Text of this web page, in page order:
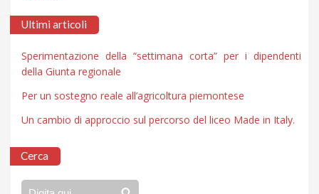
Ultimi articoli
Sperimentazione della “settimana corta” per i dipendenti
della Giunta regionale
Per un sostegno reale all’agricoltura piemontese
Un cambio di approccio sul percorso del liceo Made in Italy.
Cerca